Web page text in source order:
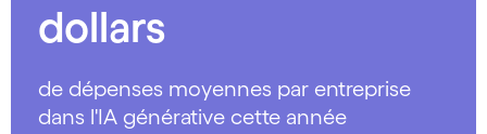
dollars
de dépenses moyennes par entreprise
dans l'IA générative cette année